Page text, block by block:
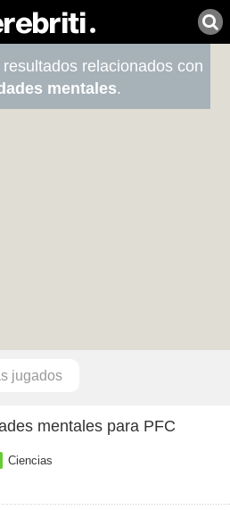
relacionados con
mentales.
jugados
mentales para PFC
Ciencias